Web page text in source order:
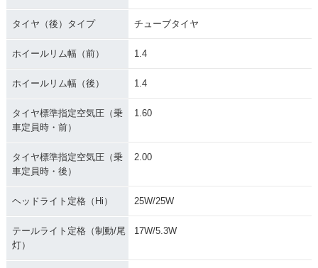
タイヤ（後）タイプ チューブタイヤ
ホイールリム幅（前） 1.4
ホイールリム幅（後） 1.4
タイヤ標準指定空気圧（乗
車定員時・前）
1.60
タイヤ標準指定空気圧（乗
車定員時・後）
2.00
ヘッドライト定格（Hi） 25W/25W
テールライト定格（制動/尾
灯）
17W/5.3W